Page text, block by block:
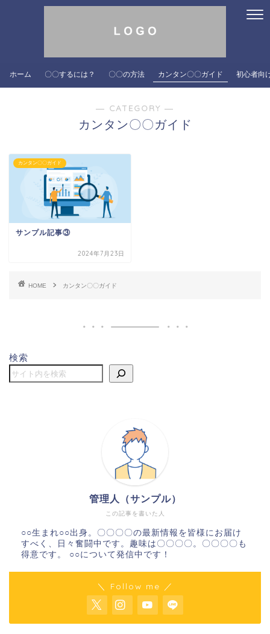
ホーム 〇〇するには？ 〇〇の方法 カンタン〇〇ガイド 初心者向
― CATEGORY ―
カンタン〇〇ガイド
カンタン〇〇ガイド
サンプル記事③
2024年7月23日
HOME カンタン〇〇ガイド
検索
この記事を書いた人
管理人（サンプル）
○○生まれ○○出身。〇〇〇〇の最新情報を皆様にお届け
すべく、日々奮闘中です。趣味は〇〇〇〇。〇〇〇〇も
得意です。 ○○について発信中です！
＼ Follow me ／